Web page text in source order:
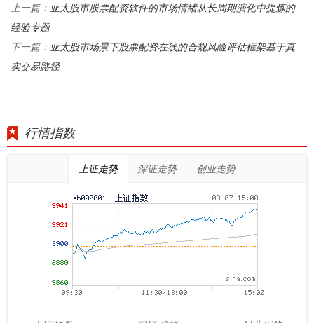
上一篇： 亚太股市股票配资软件的市场情绪从长周期演化中提炼的
经验专题
下一篇： 亚太股市场景下股票配资在线的合规风险评估框架基于真
实交易路径
行情指数
上证走势 深证走势 创业走势